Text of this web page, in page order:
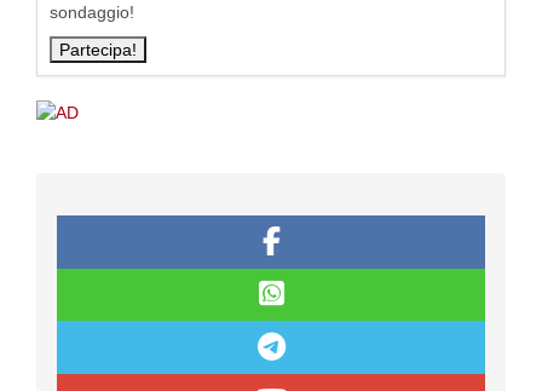
sondaggio!